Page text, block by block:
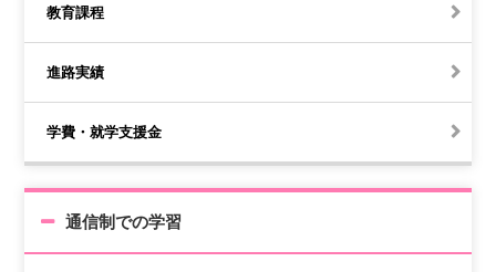
教育課程
進路実績
学費・就学支援金
通信制での学習